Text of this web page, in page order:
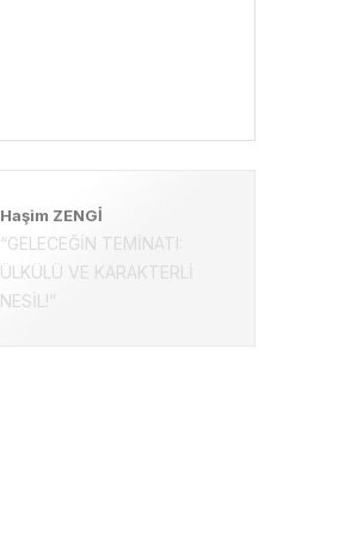
Haşim ZENGİ
“GELECEĞİN TEMİNATI:
ÜLKÜLÜ VE KARAKTERLİ
NESİL!”